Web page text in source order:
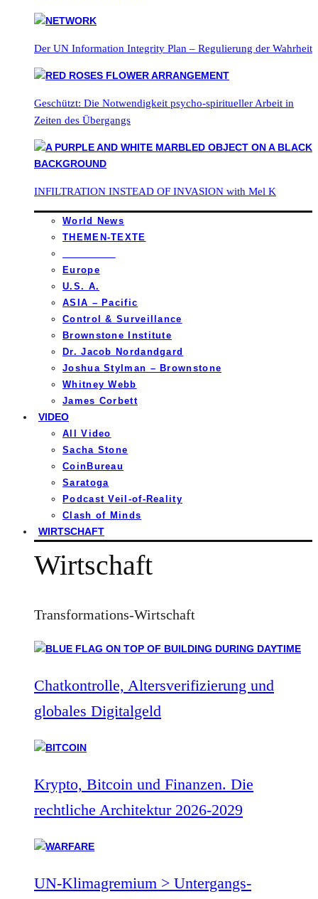
Der UN Information Integrity Plan – Regulierung der Wahrheit
Geschützt: Die Notwendigkeit psycho-spiritueller Arbeit in
Zeiten des Übergangs
INFILTRATION INSTEAD OF INVASION with Mel K
World News
THEMEN-TEXTE
Europe
U.S. A.
ASIA – Pacific
Control & Surveillance
Brownstone Institute
Dr. Jacob Nordandgard
Joshua Stylman – Brownstone
Whitney Webb
James Corbett
VIDEO
All Video
Sacha Stone
CoinBureau
Saratoga
Podcast Veil-of-Reality
Clash of Minds
WIRTSCHAFT
Wirtschaft
Transformations-Wirtschaft
Chatkontrolle, Altersverifizierung und
globales Digitalgeld
Krypto, Bitcoin und Finanzen. Die
rechtliche Architektur 2026-2029
UN-Klimagremium > Untergangs-